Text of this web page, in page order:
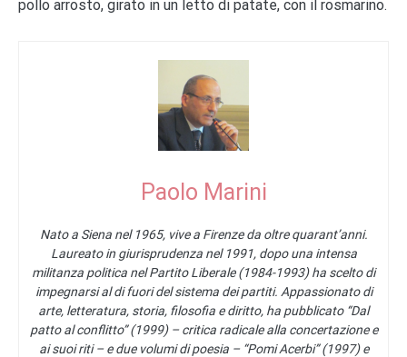
pollo arrosto, girato in un letto di patate, con il rosmarino.
Paolo Marini
Nato a Siena nel 1965, vive a Firenze da oltre quarant’anni.
Laureato in giurisprudenza nel 1991, dopo una intensa
militanza politica nel Partito Liberale (1984-1993) ha scelto di
impegnarsi al di fuori del sistema dei partiti. Appassionato di
arte, letteratura, storia, filosofia e diritto, ha pubblicato “Dal
patto al conflitto” (1999) – critica radicale alla concertazione e
ai suoi riti – e due volumi di poesia – “Pomi Acerbi” (1997) e